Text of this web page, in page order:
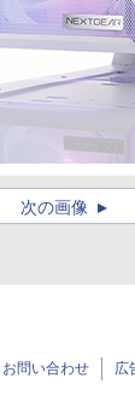
次の画像
お問い合わせ 広